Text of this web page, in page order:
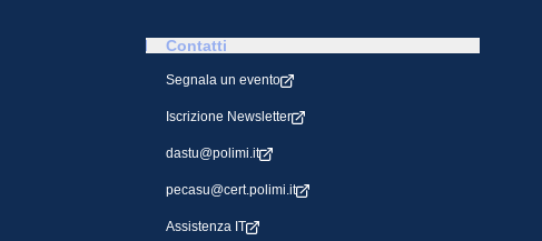
Contatti
Segnala un evento
Iscrizione Newsletter
dastu@polimi.it
pecasu@cert.polimi.it
Assistenza IT